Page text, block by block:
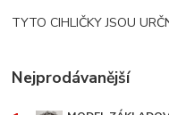
TYTO CIHLIČKY JSOU
Nejprodávanější